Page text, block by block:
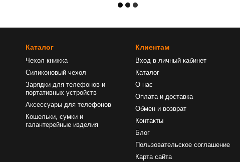
Каталог
Чехол книжка
Силиконовый чехол
Зарядки для телефонов и
портативных устройств
Аксессуары для телефонов
Кошельки, сумки и
галантерейные изделия
Клиентам
Вход в личный кабинет
Каталог
О нас
Оплата и доставка
Обмен и возврат
Контакты
Блог
Пользовательское соглашение
Карта сайта